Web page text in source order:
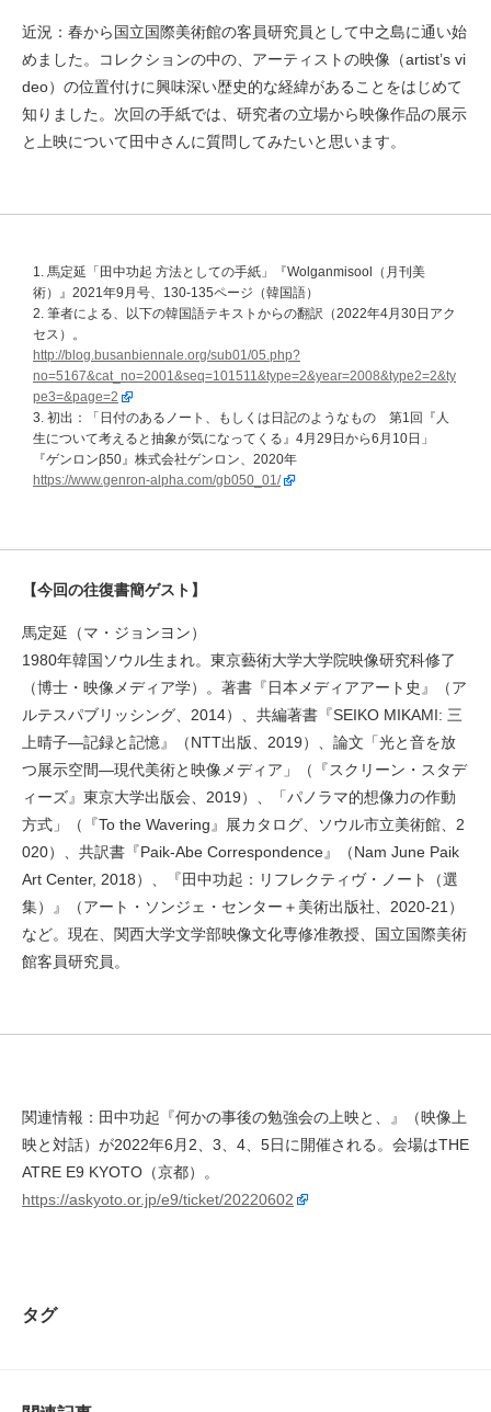
近況：春から国立国際美術館の客員研究員として中之島に通い始
めました。コレクションの中の、アーティストの映像（artist’s vi
deo）の位置付けに興味深い歴史的な経緯があることをはじめて
知りました。次回の手紙では、研究者の立場から映像作品の展示
と上映について田中さんに質問してみたいと思います。
1. 馬定延「田中功起 方法としての手紙」『Wolganmisool（月刊美
術）』2021年9月号、130-135ページ（韓国語）
2. 筆者による、以下の韓国語テキストからの翻訳（2022年4月30日アク
セス）。
http://blog.busanbiennale.org/sub01/05.php?
no=5167&cat_no=2001&seq=101511&type=2&year=2008&type2=2&ty
pe3=&page=2
3. 初出：「日付のあるノート、もしくは日記のようなもの 第1回『人
生について考えると抽象が気になってくる』4月29日から6月10日」
『ゲンロンβ50』株式会社ゲンロン、2020年
https://www.genron-alpha.com/gb050_01/
【今回の往復書簡ゲスト】
馬定延（マ・ジョンヨン）
1980年韓国ソウル生まれ。東京藝術大学大学院映像研究科修了
（博士・映像メディア学）。著書『日本メディアアート史』（ア
ルテスパブリッシング、2014）、共編著書『SEIKO MIKAMI: 三
上晴子—記録と記憶』（NTT出版、2019）、論文「光と音を放
つ展示空間—現代美術と映像メディア」（『スクリーン・スタデ
ィーズ』東京大学出版会、2019）、「パノラマ的想像力の作動
方式」（『To the Wavering』展カタログ、ソウル市立美術館、2
020）、共訳書『Paik-Abe Correspondence』（Nam June Paik
Art Center, 2018）、『田中功起：リフレクティヴ・ノート（選
集）』（アート・ソンジェ・センター＋美術出版社、2020-21）
など。現在、関西大学文学部映像文化専修准教授、国立国際美術
館客員研究員。
関連情報：田中功起『何かの事後の勉強会の上映と、』（映像上
映と対話）が2022年6月2、3、4、5日に開催される。会場はTHE
ATRE E9 KYOTO（京都）。
https://askyoto.or.jp/e9/ticket/20220602
タグ